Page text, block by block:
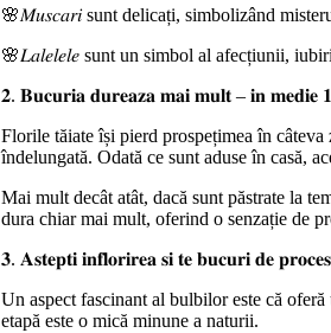
🌸𝑀𝑢𝑠𝑐𝑎𝑟𝑖 sunt delicați, simbolizând
🌸𝐿𝑎𝑙𝑒𝑙𝑒𝑙𝑒 sunt un simbol al afecțiunii,
𝟐. 𝐁𝐮𝐜𝐮𝐫𝐢𝐚 𝐝𝐮𝐫𝐞𝐚𝐳𝐚 𝐦𝐚𝐢 𝐦𝐮𝐥𝐭 – 𝐢𝐧 𝐦𝐞𝐝𝐢𝐞
Florile tăiate își pierd prospețimea în
îndelungată. Odată ce sunt aduse în casă,
Mai mult decât atât, dacă sunt păstrate la
dura chiar mai mult, oferind o senzație de
𝟑. 𝐀𝐬𝐭𝐞𝐩𝐭𝐢 𝐢𝐧𝐟𝐥𝐨𝐫𝐢𝐫𝐞𝐚 𝐬𝐢 𝐭𝐞 𝐛𝐮𝐜𝐮𝐫𝐢 𝐝𝐞 𝐩𝐫𝐨𝐜𝐞𝐬
Un aspect fascinant al bulbilor este că
etapă este o mică minune a naturii.